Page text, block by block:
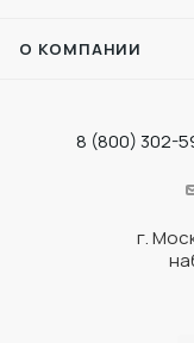
О КОМПАНИИ
8 (800) 302-
г.